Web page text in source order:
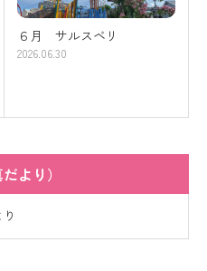
６月 サルスベリ
2026.06.30
より）